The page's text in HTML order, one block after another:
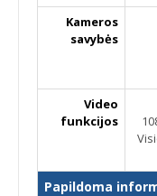
Kameros
savybės
Video
funkcijos
Papildoma